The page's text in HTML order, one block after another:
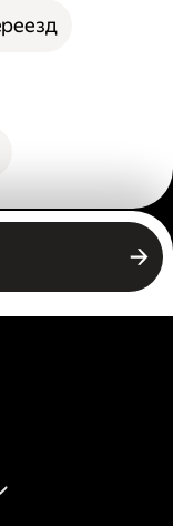
Россия